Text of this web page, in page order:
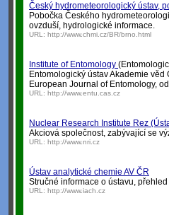
Český hydrometeorologický ústav,
Pobočka Českého
ovzduší, hydrologické informace.
URL: http://www.chmi.cz/BR/brno.html
Institute of Entomology
Entomologický ústav Akademie
European Journal of Entomology,
URL: http://www.entu.cas.cz
Nuclear Research Institute Rez
Akciová společnost, zabývající se
URL: http://www.nri.cz
Ústav analytické chemie AV ČR
Stručné informace o ústavu,
URL: http://www.iach.cz